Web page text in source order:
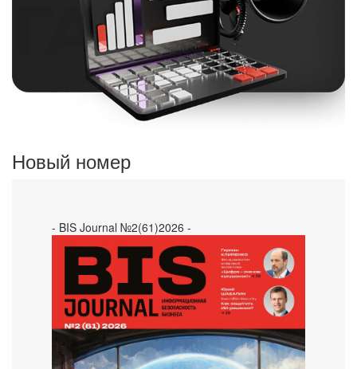
Новый номер
- BIS Journal №2(61)2026 -